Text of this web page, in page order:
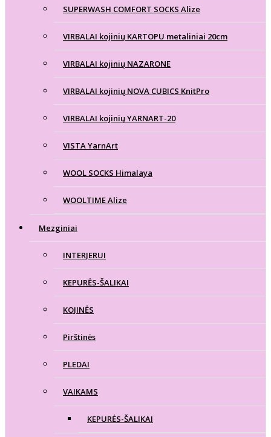
SUPERWASH COMFORT SOCKS Alize
VIRBALAI kojinių KARTOPU metaliniai 20cm
VIRBALAI kojinių NAZARONE
VIRBALAI kojinių NOVA CUBICS KnitPro
VIRBALAI kojinių YARNART-20
VISTA YarnArt
WOOL SOCKS Himalaya
WOOLTIME Alize
Mezginiai
INTERJERUI
KEPURĖS-ŠALIKAI
KOJINĖS
Pirštinės
PLEDAI
VAIKAMS
KEPURĖS-ŠALIKAI